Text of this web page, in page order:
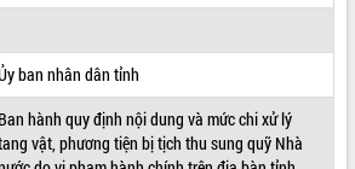
ban nhân dân tỉnh
Ban hành quy định nội dung và mức chi xử lý
vật, phương tiện bị tịch thu sung quỹ Nhà